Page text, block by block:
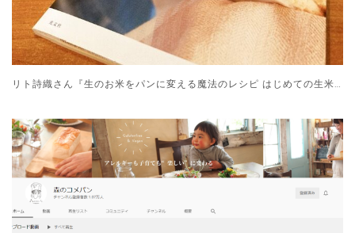
リト詩織さん『生のお米をパンに変える魔法のレシピ はじめての生米パン』